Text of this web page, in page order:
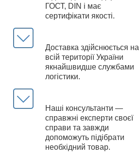
ГОСТ, DIN і має
сертифікати якості.
Доставка здійснюється на
всій території України
якнайшвидше службами
логістики.
Наші консультанти —
справжні експерти своєї
справи та завжди
допоможуть підібрати
необхідний товар.